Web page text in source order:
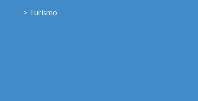
> Turismo